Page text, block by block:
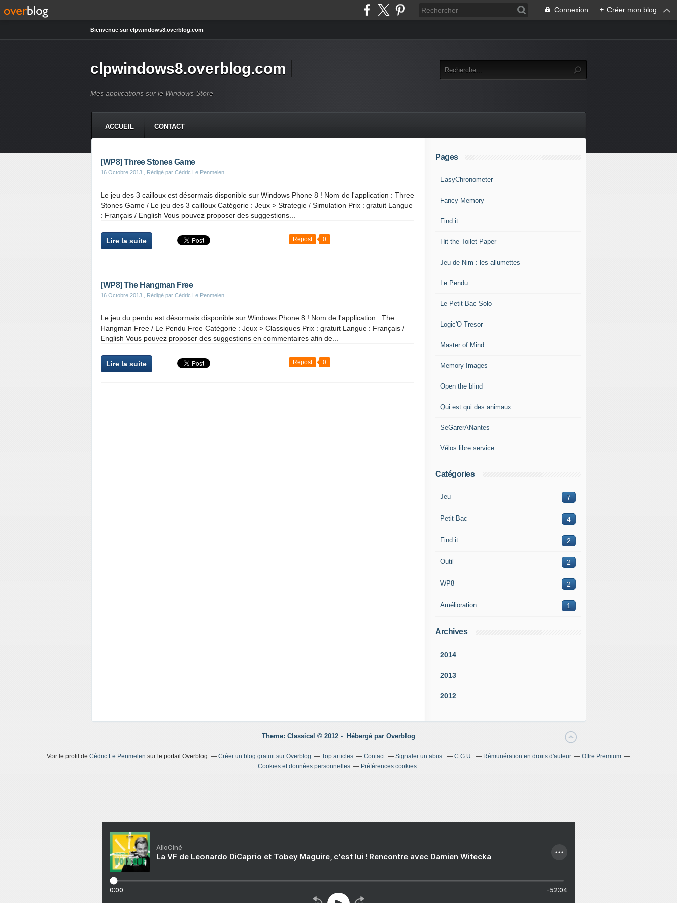
Connexion + Créer mon blog
Bienvenue sur clpwindows8.overblog.com
clpwindows8.overblog.com
Mes applications sur le Windows Store
ACCUEIL CONTACT
[WP8] Three Stones Game
16 Octobre 2013 , Rédigé par Cédric Le Penmelen
Le jeu des 3 cailloux est désormais disponible sur Windows Phone 8 ! Nom de l'application : Three
Stones Game / Le jeu des 3 cailloux Catégorie : Jeux > Strategie / Simulation Prix : gratuit Langue
: Français / English Vous pouvez proposer des suggestions...
Lire la suite Repost 0
[WP8] The Hangman Free
16 Octobre 2013 , Rédigé par Cédric Le Penmelen
Le jeu du pendu est désormais disponible sur Windows Phone 8 ! Nom de l'application : The
Hangman Free / Le Pendu Free Catégorie : Jeux > Classiques Prix : gratuit Langue : Français /
English Vous pouvez proposer des suggestions en commentaires afin de...
Lire la suite Repost 0
Pages
EasyChronometer
Fancy Memory
Find it
Hit the Toilet Paper
Jeu de Nim : les allumettes
Le Pendu
Le Petit Bac Solo
Logic'O Tresor
Master of Mind
Memory Images
Open the blind
Qui est qui des animaux
SeGarerANantes
Vélos libre service
Catégories
7
Jeu
4
Petit Bac
2
Find it
2
Outil
2
WP8
1
Amélioration
Archives
2014
2013
2012
Theme: Classical © 2012 - Hébergé par Overblog
Voir le profil de Cédric Le Penmelen sur le portail Overblog Créer un blog gratuit sur Overblog Top articles Contact Signaler un abus C.G.U. Rémunération en droits d'auteur
Offre Premium
Cookies et données personnelles
Préférences cookies
AlloCiné
La VF de Leonardo DiCaprio et Tobey Maguire, c'est lui ! Rencontre avec Damien Witecka
0:00 -52:04